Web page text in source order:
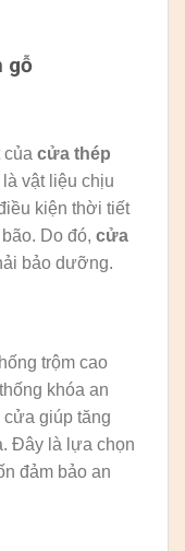
gỗ
của cửa thép
vật liệu chịu
kiện thời tiết
Do đó, cửa
bảo dưỡng.
trộm cao
khóa an
giúp tăng
Đây là lựa chọn
đảm bảo an